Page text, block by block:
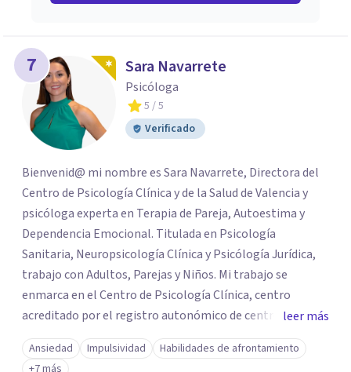
7 Sara Navarrete
Psicóloga
5 / 5
Verificado
Bienvenid@ mi nombre es Sara Navarrete, Directora del
Centro de Psicología Clínica y de la Salud de Valencia y
psicóloga experta en Terapia de Pareja, Autoestima y
Dependencia Emocional. Titulada en Psicología
Sanitaria, Neuropsicología Clínica y Psicólogía Jurídica,
trabajo con Adultos, Parejas y Niños. Mi trabajo se
enmarca en el Centro de Psicología Clínica, centro
acreditado por el registro autonómico de centros,
servicios y establecimientos sanitarios de la Comunidad
Valenciana, situado en pleno Centro de Valencia y en el
leer más
Ansiedad Impulsividad
Habilidades de afrontamiento
+7 más